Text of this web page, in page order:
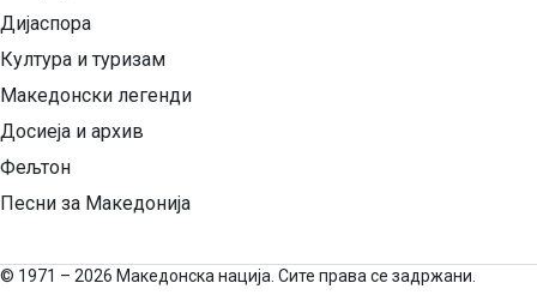
Дијаспора
Култура и туризам
Македонски легенди
Досиеја и архив
Фељтон
Песни за Македонија
© 1971 – 2026 Македонска нација. Сите права се задржани.